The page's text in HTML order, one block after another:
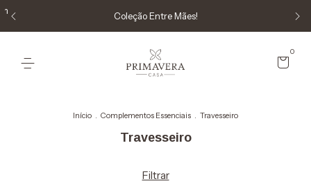
Coleção Entre Mães!
0
Início . Complementos Essenciais . Travesseiro
Travesseiro
Filtrar